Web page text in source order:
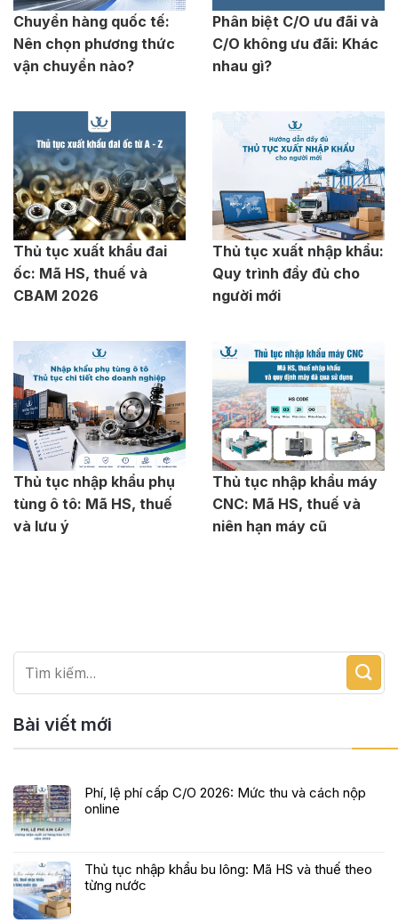
Chuyển hàng quốc tế:
Nên chọn phương thức
vận chuyển nào?
Phân biệt C/O ưu đãi và
C/O không ưu đãi: Khác
nhau gì?
Thủ tục xuất khẩu đai
ốc: Mã HS, thuế và
CBAM 2026
Thủ tục xuất nhập khẩu:
Quy trình đầy đủ cho
người mới
Thủ tục nhập khẩu phụ
tùng ô tô: Mã HS, thuế
và lưu ý
Thủ tục nhập khẩu máy
CNC: Mã HS, thuế và
niên hạn máy cũ
Bài viết mới
Phí, lệ phí cấp C/O 2026: Mức thu và cách nộp
online
Thủ tục nhập khẩu bu lông: Mã HS và thuế theo
từng nước